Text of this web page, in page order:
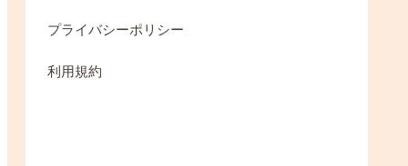
プライバシーポリシー
利用規約